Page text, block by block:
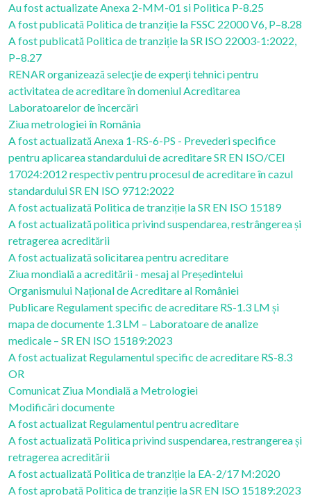
Au fost actualizate Anexa 2-MM-01 si Politica P-8.25
A fost publicată Politica de tranziție la FSSC 22000 V6, P–8.28
A fost publicată Politica de tranziție la SR ISO 22003-1:2022,
P–8.27
RENAR organizează selecţie de experţi tehnici pentru
activitatea de acreditare în domeniul Acreditarea
Laboratoarelor de încercări
Ziua metrologiei în România
A fost actualizată Anexa 1-RS-6-PS - Prevederi specifice
pentru aplicarea standardului de acreditare SR EN ISO/CEI
17024:2012 respectiv pentru procesul de acreditare în cazul
standardului SR EN ISO 9712:2022
A fost actualizată Politica de tranziție la SR EN ISO 15189
A fost actualizată politica privind suspendarea, restrângerea și
retragerea acreditării
A fost actualizată solicitarea pentru acreditare
Ziua mondială a acreditării - mesaj al Președintelui
Organismului Național de Acreditare al României
Publicare Regulament specific de acreditare RS-1.3 LM și
mapa de documente 1.3 LM – Laboratoare de analize
medicale – SR EN ISO 15189:2023
A fost actualizat Regulamentul specific de acreditare RS-8.3
OR
Comunicat Ziua Mondială a Metrologiei
Modificări documente
A fost actualizat Regulamentul pentru acreditare
A fost actualizată Politica privind suspendarea, restrangerea și
retragerea acreditării
A fost actualizată Politica de tranziție la EA-2/17 M:2020
A fost aprobată Politica de tranziție la SR EN ISO 15189:2023